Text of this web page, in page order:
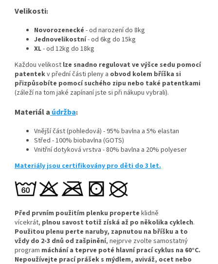
Velikosti:
Novorozenecké - od narození do 8kg
Jednovelikostní- od 6kg do 15kg
XL- od 12kg do 18kg
Každou velikost lze snadno regulovat ve výšce sedu pomocí
patentekv přední části pleny a obvod kolem bříška si
přizpůsobíte pomocí suchého zipu nebo také patentkami
(záleží na tom jaké zapínaní jste si při nákupu vybrali).
Materiál a údržba:
Vnější část (pohledová) - 95% bavlna a 5% elastan
Střed - 100% biobavlna (GOTS)
Vnitřní dotyková vrstva - 80% bavlna a 20% polyeser
Materiály jsou certifikovány pro děti do 3 let.
Před prvním použitím plenku properte klidně
vícekrát, plnou savost totiž získá až po několika cyklech.
Použitou plenu perte naruby, zapnutou na bříšku a to
vždy do 2-3 dnů od zašpinění, nejprve zvolte samostatný
program máchání a teprve poté hlavní prací cyklus na 60°C.
Nepoužívejte prací prášek s mýdlem, aviváž, ocet nebo